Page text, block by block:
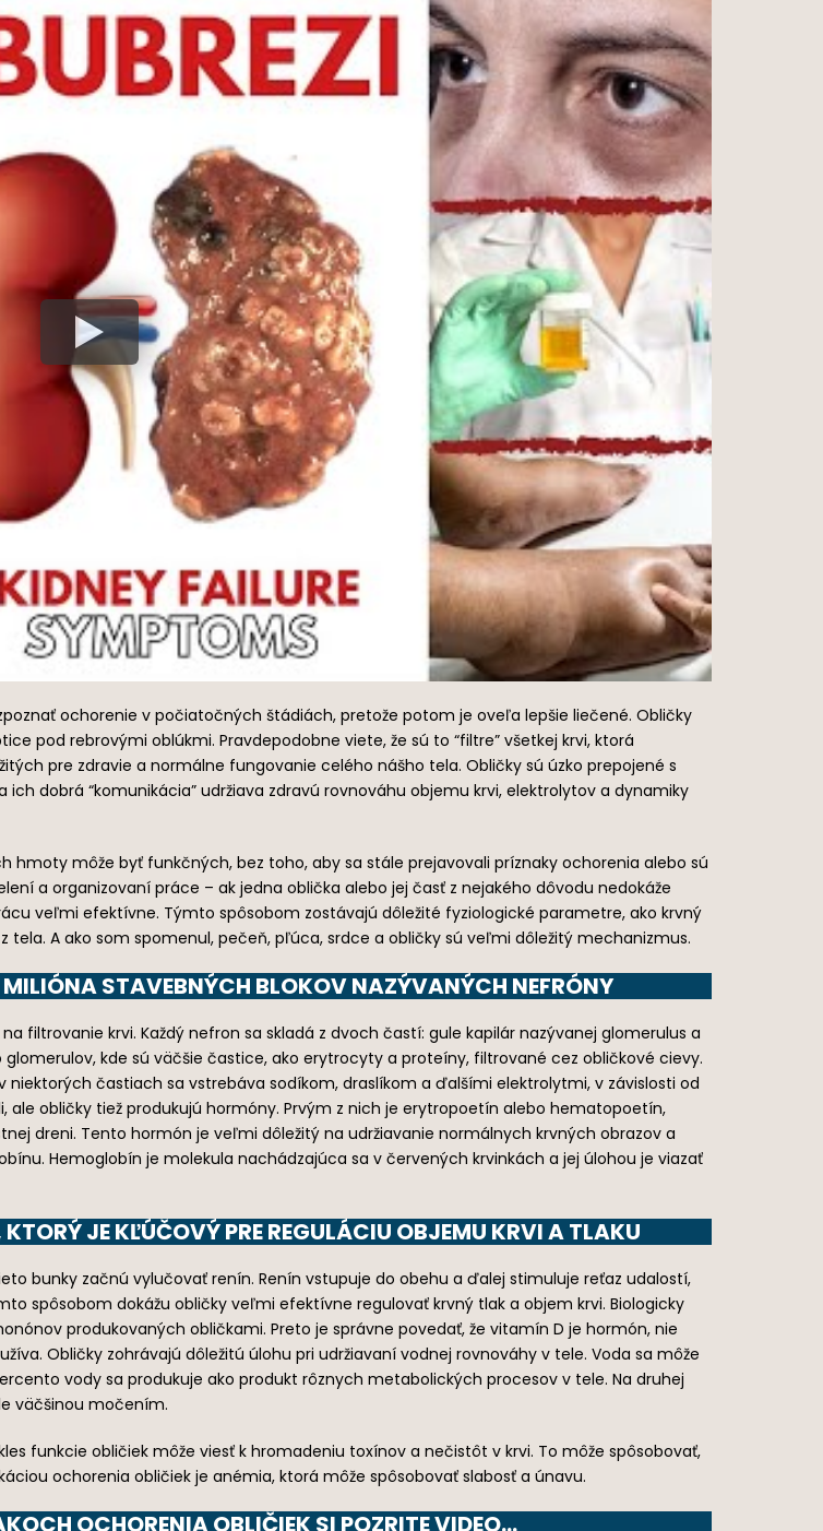
ochorenie v počiatočných štádiách, pretože potom je oveľa lepšie liečené. Obličky
pod rebrovými oblúkmi. Pravdepodobne viete, že sú to “filtre” všetkej krvi, ktorá
pre zdravie a normálne fungovanie celého nášho tela. Obličky sú úzko prepojené s
dobrá “komunikácia” udržiava zdravú rovnováhu objemu krvi, elektrolytov a dynamiky
hmoty môže byť funkčných, bez toho, aby sa stále prejavovali príznaky ochorenia alebo sú
a organizovaní práce – ak jedna oblička alebo jej časť z nejakého dôvodu nedokáže
veľmi efektívne. Týmto spôsobom zostávajú dôležité fyziologické parametre, ako krvný
A ako som spomenul, pečeň, pľúca, srdce a obličky sú veľmi dôležitý mechanizmus.
STAVEBNÝCH BLOKOV NAZÝVANÝCH NEFRÓNY
filtrovanie krvi. Každý nefron sa skladá z dvoch častí: gule kapilár nazývanej glomerulus a
kde sú väčšie častice, ako erytrocyty a proteíny, filtrované cez obličkové cievy.
častiach sa vstrebáva sodíkom, draslíkom a ďalšími elektrolytmi, v závislosti od
obličky tiež produkujú hormóny. Prvým z nich je erytropoetín alebo hematopoetín,
dreni. Tento hormón je veľmi dôležitý na udržiavanie normálnych krvných obrazov a
Hemoglobín je molekula nachádzajúca sa v červených krvinkách a jej úlohou je viazať
JE KĽÚČOVÝ PRE REGULÁCIU OBJEMU KRVI A TLAKU
bunky začnú vylučovať renín. Renín vstupuje do obehu a ďalej stimuluje reťaz udalostí,
spôsobom dokážu obličky veľmi efektívne regulovať krvný tlak a objem krvi. Biologicky
produkovaných obličkami. Preto je správne povedať, že vitamín D je hormón, nie
Obličky zohrávajú dôležitú úlohu pri udržiavaní vodnej rovnováhy v tele. Voda sa môže
vody sa produkuje ako produkt rôznych metabolických procesov v tele. Na druhej
väčšinou močením.
funkcie obličiek môže viesť k hromadeniu toxínov a nečistôt v krvi. To môže spôsobovať,
ochorenia obličiek je anémia, ktorá môže spôsobovať slabosť a únavu.
OCHORENIA OBLIČIEK SI POZRITE VIDEO…